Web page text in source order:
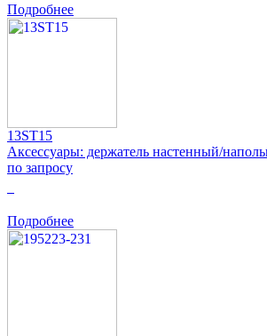
Подробнее
13ST15
Аксессуары: держатель настенный/
по запросу
Подробнее